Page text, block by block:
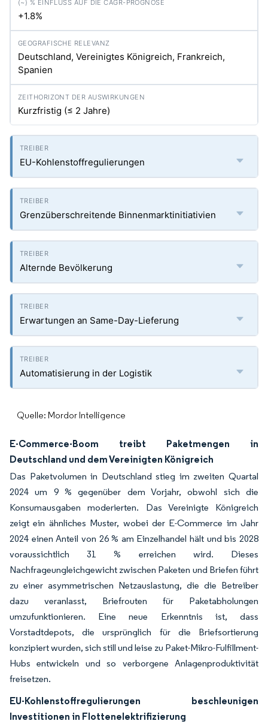
+1.8%
Deutschland, Vereinigtes Königreich, Frankreich,
Spanien
Kurzfristig (≤ 2 Jahre)
EU-Kohlenstoffregulierungen
Grenzüberschreitende Binnenmarktinitiativien
Alternde Bevölkerung
Erwartungen an Same-Day-Lieferung
Automatisierung in der Logistik
Quelle: Mordor Intelligence
E-Commerce-Boom treibt Paketmengen in
Deutschland und dem Vereinigten Königreich
Das Paketvolumen in Deutschland stieg im zweiten Quartal
2024 um 9 % gegenüber dem Vorjahr, obwohl sich die
Konsumausgaben moderierten. Das Vereinigte Königreich
zeigt ein ähnliches Muster, wobei der E-Commerce im Jahr
2024 einen Anteil von 26 % am Einzelhandel hält und bis 2028
voraussichtlich 31 % erreichen wird. Dieses
Nachfrageungleichgewicht zwischen Paketen und Briefen führt
zu einer asymmetrischen Netzauslastung, die die Betreiber
dazu veranlasst, Briefrouten für Paketabholungen
umzufunktionieren. Eine neue Erkenntnis ist, dass
Vorstadtdepots, die ursprünglich für die Briefsortierung
konzipiert wurden, sich still und leise zu Paket-Mikro-Fulfillment-
Hubs entwickeln und so verborgene Anlagenproduktivität
freisetzen.
EU-Kohlenstoffregulierungen beschleunigen
Investitionen in Flottenelektrifizierung